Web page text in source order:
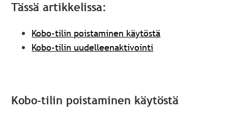
Tässä artikkelissa:
Kobo-tilin poistaminen käytöstä
Kobo-tilin uudelleenaktivointi
Kobo-tilin poistaminen käytöstä